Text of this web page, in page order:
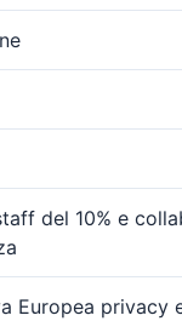
del 10% e
Europea privacy